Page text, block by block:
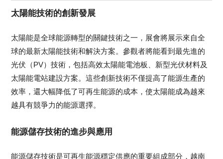
太陽能技術的創新發展
太陽能是全球能源轉型的關鍵技術之一，展會將展示來自全
球的最新太陽能技術和解決方案。參觀者將能看到最先進的
光伏（PV）技術，包括高效太陽能電池板、新型光伏材料及
太陽能電站建設方案。這些創新技術不僅提高了能源生產的
效率，還大幅降低了可再生能源的成本，使太陽能成為越來
越具有競爭力的能源選擇。
能源儲存技術的進步與應用
能源儲存技術是可再生能源穩定供應的重要組成部分，越南